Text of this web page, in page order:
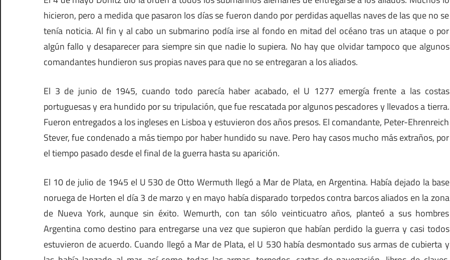
hicieron, pero a medida que pasaron los días se fueron dando por perdidas aquellas naves de las que no se
tenía noticia. Al fin y al cabo un submarino podía irse al fondo en mitad del océano tras un ataque o por
algún fallo y desaparecer para siempre sin que nadie lo supiera. No hay que olvidar tampoco que algunos
comandantes hundieron sus propias naves para que no se entregaran a los aliados.
El 3 de junio de 1945, cuando todo parecía haber acabado, el U 1277 emergía frente a las costas
portuguesas y era hundido por su tripulación, que fue rescatada por algunos pescadores y llevados a tierra.
Fueron entregados a los ingleses en Lisboa y estuvieron dos años presos. El comandante, Peter-Ehrenreich
Stever, fue condenado a más tiempo por haber hundido su nave. Pero hay casos mucho más extraños, por
el tiempo pasado desde el final de la guerra hasta su aparición.
El 10 de julio de 1945 el U 530 de Otto Wermuth llegó a Mar de Plata, en Argentina. Había dejado la base
noruega de Horten el día 3 de marzo y en mayo había disparado torpedos contra barcos aliados en la zona
de Nueva York, aunque sin éxito. Wemurth, con tan sólo veinticuatro años, planteó a sus hombres
Argentina como destino para entregarse una vez que supieron que habían perdido la guerra y casi todos
estuvieron de acuerdo. Cuando llegó a Mar de Plata, el U 530 había desmontado sus armas de cubierta y